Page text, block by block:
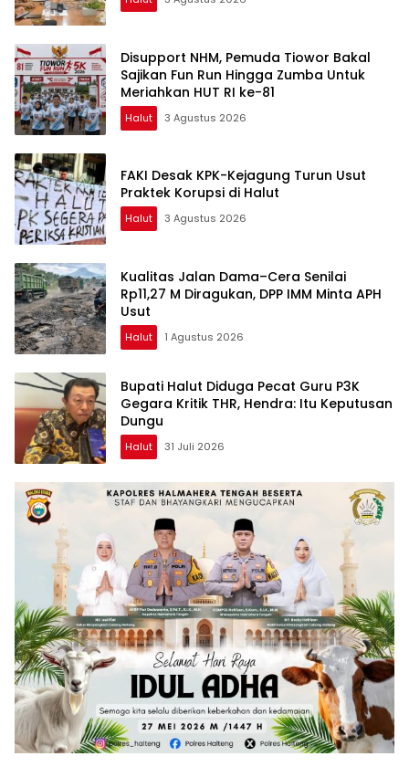
Disupport NHM, Pemuda Tiowor Bakal
Sajikan Fun Run Hingga Zumba Untuk
Meriahkan HUT RI ke-81
Halut 3 Agustus 2026
FAKI Desak KPK-Kejagung Turun Usut
Praktek Korupsi di Halut
Halut 3 Agustus 2026
Kualitas Jalan Dama–Cera Senilai
Rp11,27 M Diragukan, DPP IMM Minta APH
Usut
Halut 1 Agustus 2026
Bupati Halut Diduga Pecat Guru P3K
Gegara Kritik THR, Hendra: Itu Keputusan
Dungu
Halut 31 Juli 2026